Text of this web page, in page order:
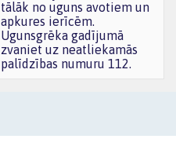
tālāk no uguns avotiem un
apkures ierīcēm.
Ugunsgrēka gadījumā
zvaniet uz neatliekamās
palīdzības numuru 112.